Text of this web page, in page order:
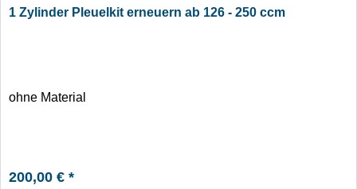
1 Zylinder Pleuelkit erneuern ab 126 - 250 ccm
ohne Material
200,00 € *